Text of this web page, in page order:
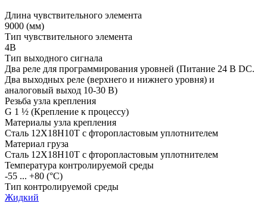
Длина чувствительного элемента
9000 (мм)
Тип чувствительного элемента
4В
Тип выходного сигнала
Два реле для программирования уровней (Питание 24 В DC.
Два выходных реле (верхнего и нижнего уровня) и
аналоговый выход 10-30 В)
Резьба узла крепления
G 1 ½ (Крепление к процессу)
Материалы узла крепления
Сталь 12Х18Н10Т с фторопластовым уплотнителем
Материал груза
Сталь 12Х18Н10Т с фторопластовым уплотнителем
Температура контролируемой среды
-55 ... +80 (°С)
Тип контролируемой среды
Жидкий